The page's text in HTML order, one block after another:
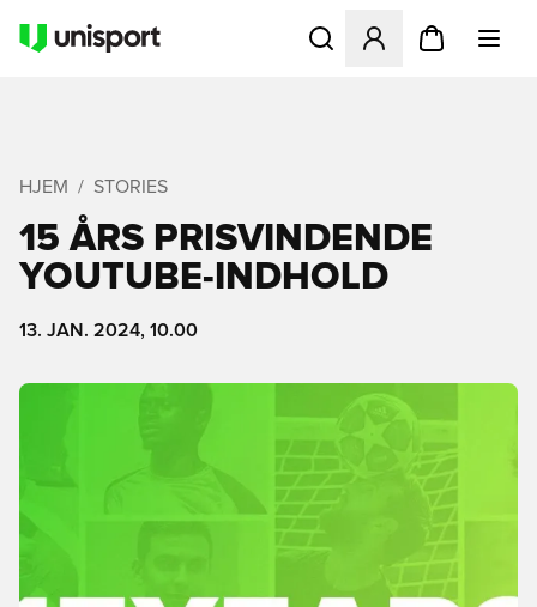
Åbner en Modal til at
HJEM STORIES
15 ÅRS PRISVINDENDE
YOUTUBE-INDHOLD
13. JAN. 2024, 10.00